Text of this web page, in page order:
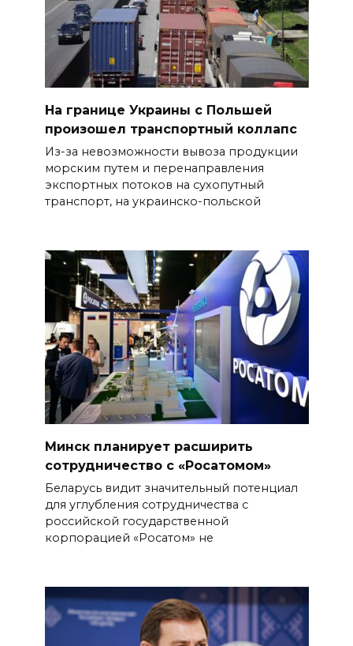
На границе Украины с Польшей
произошел транспортный коллапс
Из-за невозможности вывоза продукции
морским путем и перенаправления
экспортных потоков на сухопутный
транспорт, на украинско-польской
Минск планирует расширить
сотрудничество с «Росатомом»
Беларусь видит значительный потенциал
для углубления сотрудничества с
российской государственной
корпорацией «Росатом» не